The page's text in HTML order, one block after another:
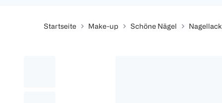
Startseite Make-up Schöne Nägel